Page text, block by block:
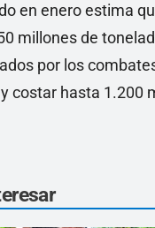
en enero estima
millones de
por los
costar hasta 1.200